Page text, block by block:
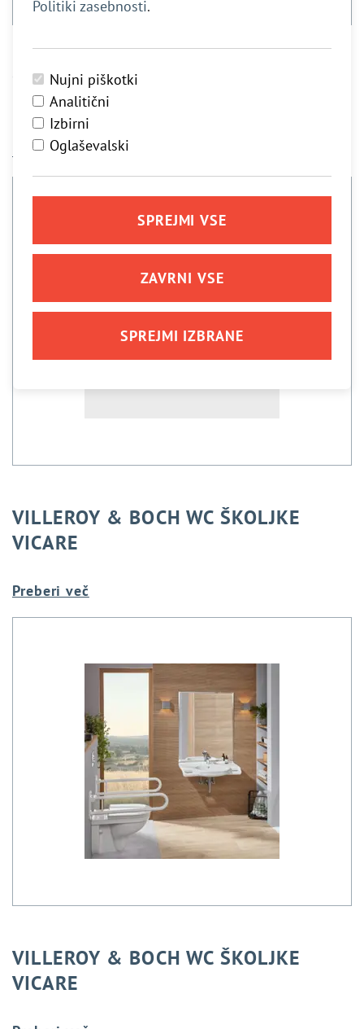
Politiki zasebnosti.
Nujni piškotki
Analitični
Izbirni
Oglaševalski
SPREJMI VSE
ZAVRNI VSE
SPREJMI IZBRANE
CERAMICA DOLOMITE WC ŠKOLJKE
MIA
Preberi več
VILLEROY & BOCH WC ŠKOLJKE
VICARE
Preberi več
VILLEROY & BOCH WC ŠKOLJKE
VICARE